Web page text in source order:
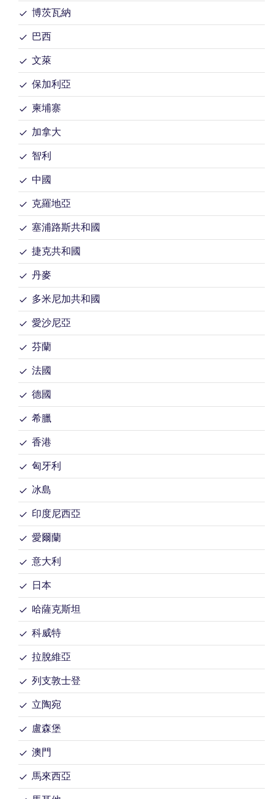
博茨瓦納
巴西
文萊
保加利亞
柬埔寨
加拿大
智利
中國
克羅地亞
塞浦路斯共和國
捷克共和國
丹麥
多米尼加共和國
愛沙尼亞
芬蘭
法國
德國
希臘
香港
匈牙利
冰島
印度尼西亞
愛爾蘭
意大利
日本
哈薩克斯坦
科威特
拉脫維亞
列支敦士登
立陶宛
盧森堡
澳門
馬來西亞